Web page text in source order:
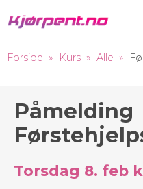
Forside Kurs Alle
Påmelding
Torsdag 8. feb